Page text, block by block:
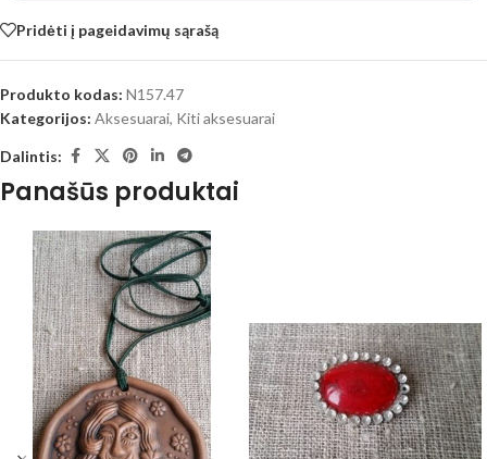
Pridėti į pageidavimų sąrašą
Produkto kodas: N157.47
Kategorijos: Aksesuarai, Kiti aksesuarai
Dalintis:
Panašūs produktai